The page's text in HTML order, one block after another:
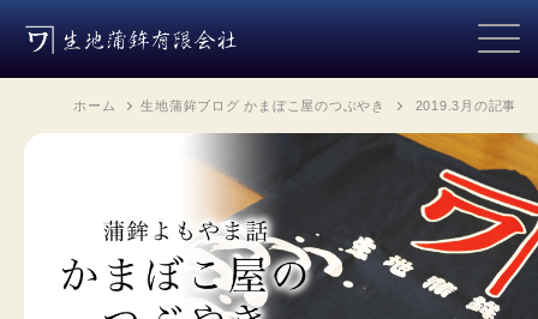
ホーム 生地蒲鉾ブログ かまぼこ屋のつぶやき 2019.3月 の記事